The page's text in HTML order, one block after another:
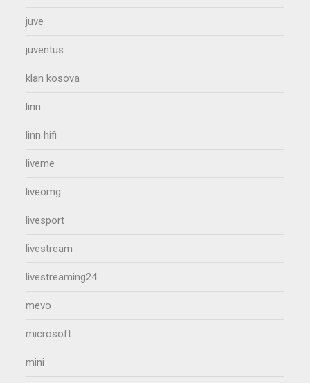
juve
juventus
klan kosova
linn
linn hifi
liveme
liveomg
livesport
livestream
livestreaming24
mevo
microsoft
mini